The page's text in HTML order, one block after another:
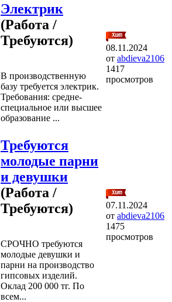
Электрик
(Работа /
Требуются)
В производственную
базу требуется электрик.
Требования: средне-
специальное или высшее
образование ...
08.11.2024
от abdieva2106
1417
просмотров
Требуются
молодые парни
и девушки
(Работа /
Требуются)
СРОЧНО требуются
молодые девушки и
парни на производство
гипсовых изделий.
Оклад 200 000 тг. По
всем...
07.11.2024
от abdieva2106
1475
просмотров